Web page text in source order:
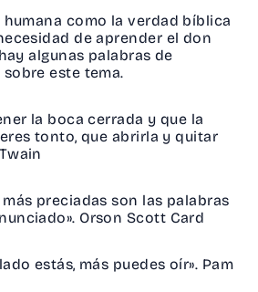
como la verdad bíblica
de aprender el don
algunas palabras de
este tema.
la boca cerrada y que la
tonto, que abrirla y quitar
preciadas son las palabras
Orson Scott Card
estás, más puedes oír». Pam